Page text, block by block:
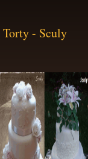
Torty - Sculy